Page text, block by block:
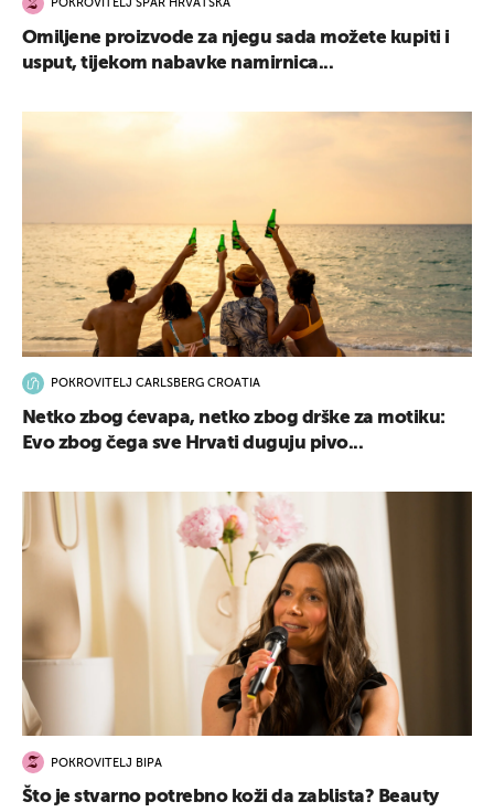
POKROVITELJ SPAR HRVATSKA
Omiljene proizvode za njegu sada možete kupiti i
usput, tijekom nabavke namirnica...
POKROVITELJ CARLSBERG CROATIA
Netko zbog ćevapa, netko zbog drške za motiku:
Evo zbog čega sve Hrvati duguju pivo...
POKROVITELJ BIPA
Što je stvarno potrebno koži da zablista? Beauty